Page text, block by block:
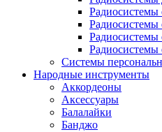
Радиосистемы
Радиосистемы
Системы
Народные инструменты
Аккордеоны
Аксессуары
Балалайки
Банджо